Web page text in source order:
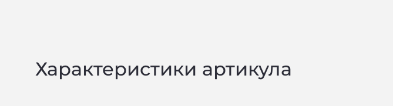
Характеристики артикула